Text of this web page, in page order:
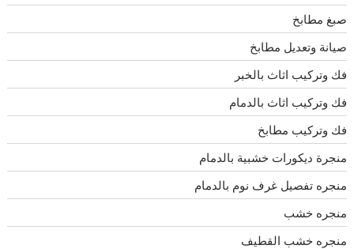
صبغ مطابخ
صيانة وتعديل مطابخ
فك وتركيب اثاث بالخبر
فك وتركيب اثاث بالدمام
فك وتركيب مطابخ
منجرة ديكورات خشبية بالدمام
منجره تفصيل غرف نوم بالدمام
منجره خشب
منجره خشب القطيف